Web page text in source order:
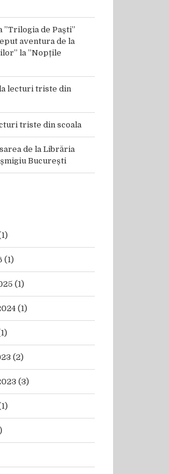
”Trilogia de Paști”
aventura de la
la ”Nopțile
lecturi triste din
triste din scoala
de la Librăria
București
(1)
(1)
(1)
(2)
(3)